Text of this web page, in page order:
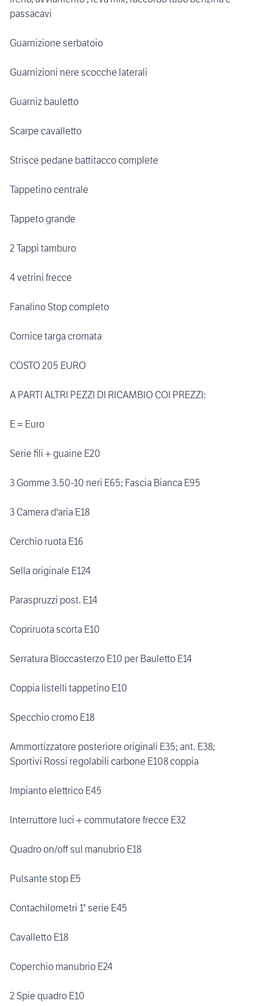
passacavi
Guarnizione serbatoio
Guarnizioni nere scocche laterali
Guarniz bauletto
Scarpe cavalletto
Strisce pedane battitacco complete
Tappetino centrale
Tappeto grande
2 Tappi tamburo
4 vetrini frecce
Fanalino Stop completo
Cornice targa cromata
COSTO 205 EURO
A PARTI ALTRI PEZZI DI RICAMBIO COI PREZZI:
E = Euro
Serie fili + guaine E20
3 Gomme 3.50-10 neri E65; Fascia Bianca E95
3 Camera d'aria E18
Cerchio ruota E16
Sella originale E124
Paraspruzzi post. E14
Copriruota scorta E10
Serratura Bloccasterzo E10 per Bauletto E14
Coppia listelli tappetino E10
Specchio cromo E18
Ammortizzatore posteriore originali E35; ant. E38;
Sportivi Rossi regolabili carbone E108 coppia
Impianto elettrico E45
Interruttore luci + commutatore frecce E32
Quadro on/off sul manubrio E18
Pulsante stop E5
Contachilometri 1° serie E45
Cavalletto E18
Coperchio manubrio E24
2 Spie quadro E10